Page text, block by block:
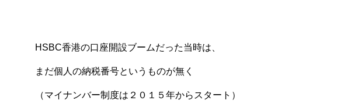
HSBC香港の口座開設ブームだった当時は、
まだ個人の納税番号というものが無く
（マイナンバー制度は２０１５年からスタート）